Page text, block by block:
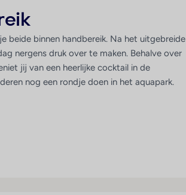
beide binnen handbereik. Na het uitgebreide
nergens druk over te maken. Behalve over
jij van een heerlijke cocktail in de
nog een rondje doen in het aquapark.